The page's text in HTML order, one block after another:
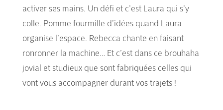
activer ses mains. Un défi et c’est Laura qui s’y
colle. Pomme fourmille d’idées quand Laura
organise l’espace. Rebecca chante en faisant
ronronner la machine… Et c’est dans ce brouhaha
jovial et studieux que sont fabriquées celles qui
vont vous accompagner durant vos trajets !